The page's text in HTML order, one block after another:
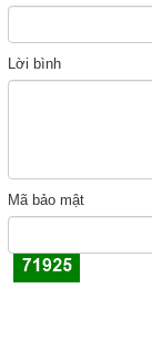
Lời bình
Mã bảo mật